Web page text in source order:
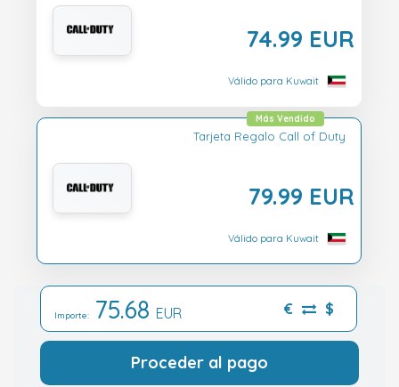
74.99 EUR
Válido para Kuwait
Tarjeta Regalo Call of Duty
79.99 EUR
Más Vendido
Válido para Kuwait
Importe: 75.68 EUR € $
Proceder al pago